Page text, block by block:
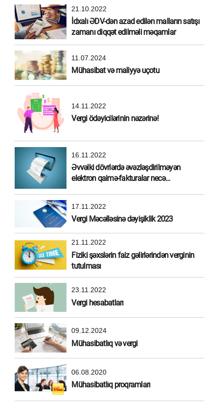
21.10.2022
İdxalı ƏDV-dən azad edilən malların satışı
zamanı diqqət edilməli məqamlar
11.07.2024
Mühasibat və maliyyə uçotu
14.11.2022
Vergi ödəyicilərinin nəzərinə!
16.11.2022
Əvvəlki dövrlərdə əvəzləşdirilməyən
elektron qaimə-fakturalar necə
17.11.2022
Vergi Məcəlləsinə dəyişiklik 2023
21.11.2022
Fiziki şəxslərin faiz gəlirlərindən verginin
tutulması
23.11.2022
Vergi hesabatları
09.12.2024
Mühasibatlıq və vergi
06.08.2020
Mühasibatlıq proqramları